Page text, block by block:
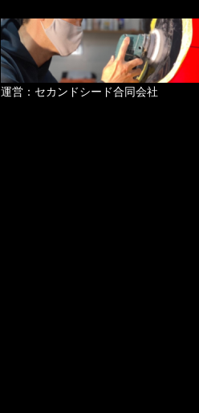
運営：セカンドシード合同会社